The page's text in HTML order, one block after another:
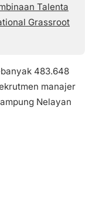
Talenta
Grassroot
483.648
manajer
Nelayan